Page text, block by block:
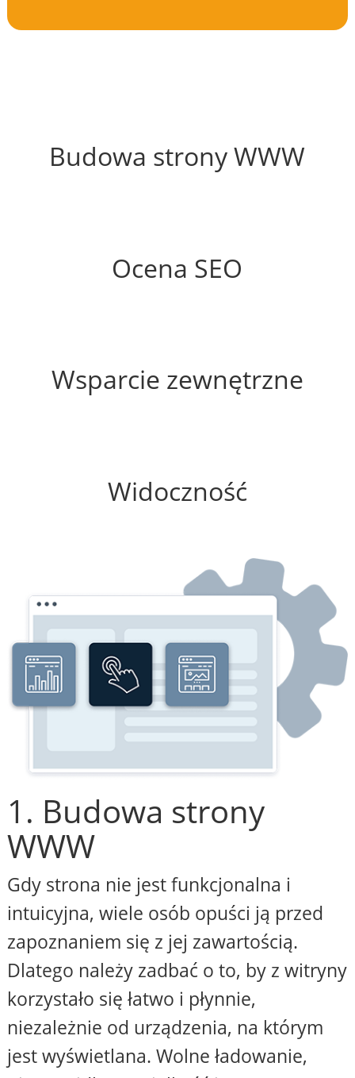
Budowa strony WWW
Ocena SEO
Wsparcie zewnętrzne
Widoczność
1. Budowa strony
WWW
Gdy strona nie jest funkcjonalna i
intuicyjna, wiele osób opuści ją przed
zapoznaniem się z jej zawartością.
Dlatego należy zadbać o to, by z witryny
korzystało się łatwo i płynnie,
niezależnie od urządzenia, na którym
jest wyświetlana. Wolne ładowanie,